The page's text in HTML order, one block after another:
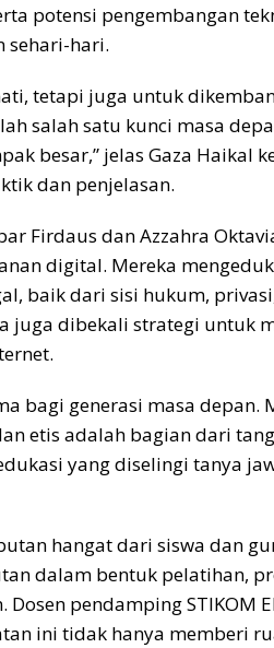
potensi pengembangan
sehari-hari.
tetapi juga untuk
salah satu kunci masa
besar,” jelas Gaza Haikal
dan penjelasan.
Firdaus dan Azzahra
digital. Mereka
baik dari sisi hukum,
juga dibekali strategi untuk
bagi generasi masa depan.
etis adalah bagian dari
yang diselingi tanya
hangat dari siswa dan
dalam bentuk pelatihan,
pendamping STIKOM
ini tidak hanya memberi